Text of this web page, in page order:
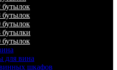
бутылок
бутылок
бутылок
бутылки
бутылок
для вина
шкафов